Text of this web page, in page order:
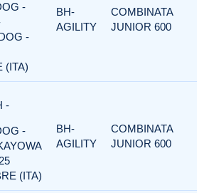
-
-
(ITA)
BH-
AGILITY
COMBINATA
JUNIOR 600
-
-
(ITA)
BH-
AGILITY
COMBINATA
JUNIOR 600